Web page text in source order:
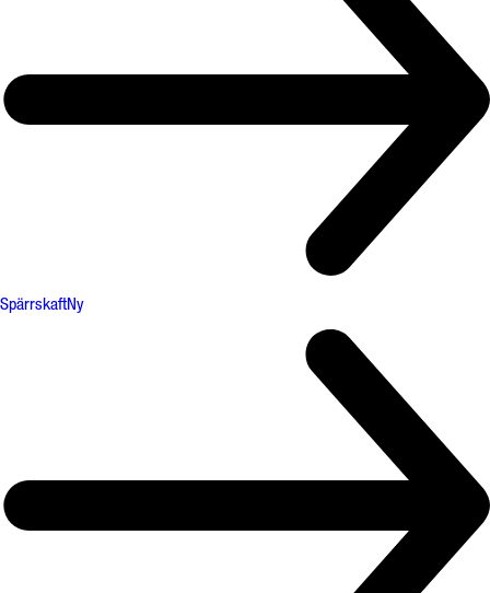
SpärrskaftNy